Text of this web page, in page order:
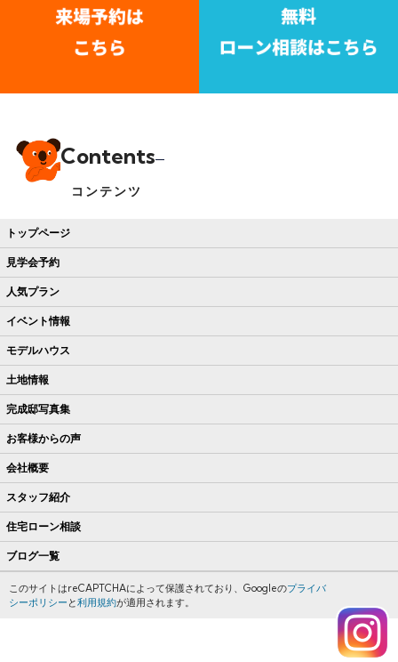
Contents
コンテンツ
トップページ
見学会予約
人気プラン
イベント情報
モデルハウス
土地情報
完成邸写真集
お客様からの声
会社概要
スタッフ紹介
住宅ローン相談
ブログ一覧
このサイトはreCAPTCHAによって保護されており、Googleのプライバ
シーポリシー と利用規約が適用されます。